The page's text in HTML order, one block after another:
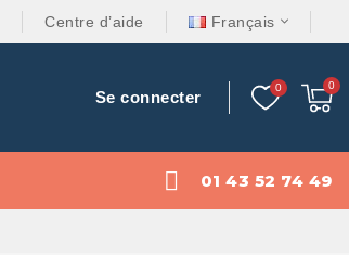
Centre d’aide Français
Se connecter
01 43 52 74 49